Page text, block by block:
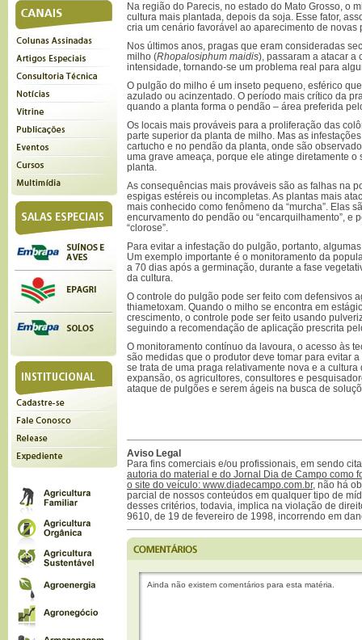
Na região do Parecis, no estado do Mato Grosso, o
cultura mais plantada, depois da soja. Esse fator,
cria um cenário favorável ao aparecimento de novas
Nos últimos anos, pragas que eram consideradas
milho (Rhopalosiphum maidis), passaram a atacar a
intensidade, tornando-se um problema real para
O pulgão do milho é um inseto pequeno, esférico
azulado ou acinzentado. O período mais crítico da
quando a planta forma o pendão – área preferida
Os locais mais prováveis para a proliferação das
parte superior da planta de milho. Mas as
cartucho e no pendão da planta, onde são
uma grave ameaça, porque ele atinge diretamente o
planta.
As consequências mais prováveis são as falhas na
espigas estéreis ou incompletas. As plantas mais
mais conhecido como fenômeno da “murcha”. Elas
encurvamento do pendão ou “encarquilhamento”, e
“clorose”.
Para evitar a infestação do pulgão, portanto,
Um exemplo importante é o monitoramento da
a 70 dias após a germinação, durante a fase
da cultura.
O controle do pulgão pode ser feito com defensivos
thiametoxam. Quando o milho se encontra em
crescimento, o controle pode ser feito usando
seguindo a recomendação de aplicação prescrita
O monitoramento contínuo da lavoura, o acesso às
são medidas que o produtor deve tomar para evitar
se trata de uma praga relativamente nova e a cultura
expansão, os agricultores, consultores e
ataque de pulgões e serem ágeis na busca de
Aviso Legal
Para fins comerciais e/ou profissionais, em sendo
autoria do material e do Jornal Dia de Campo como
o site do veículo: www.diadecampo.com.br, não há
parcial de nossos conteúdos em qualquer tipo de
desses critérios, todavia, implica na violação de
9610, de 19 de fevereiro de 1998, incorrendo em
Ainda não existem comentários para esta matéria.